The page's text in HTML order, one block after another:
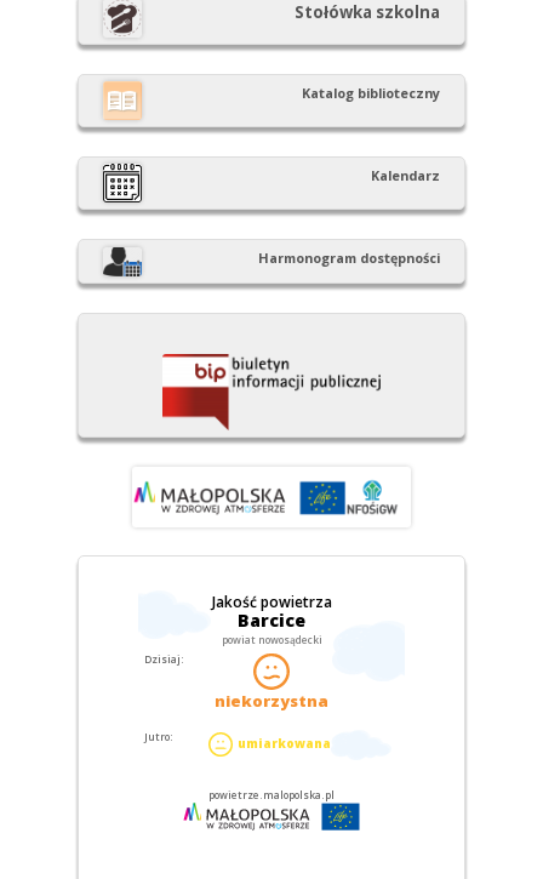
Stołówka szkolna
Katalog biblioteczny
Kalendarz
Harmonogram dostępności